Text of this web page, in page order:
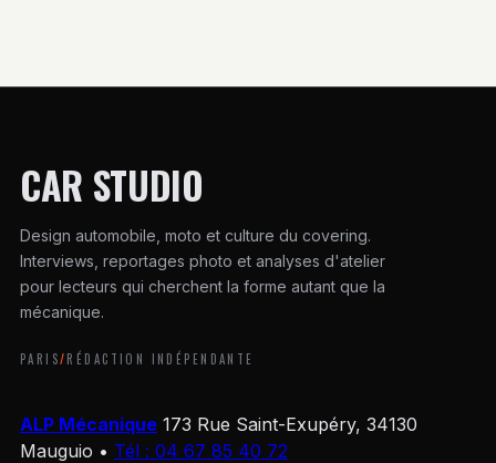
CAR STUDIO
Design automobile, moto et culture du covering.
Interviews, reportages photo et analyses d'atelier
pour lecteurs qui cherchent la forme autant que la
mécanique.
PARIS/RÉDACTION INDÉPENDANTE
ALP Mécanique 173 Rue Saint-Exupéry, 34130
Mauguio • Tél : 04 67 85 40 72